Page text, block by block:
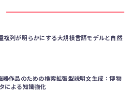
列が明らかにする大規模言語モデルと自然
器作品のための検索拡張型説明文生成：博物
による知識強化